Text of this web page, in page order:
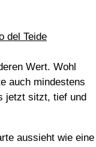
del Teide
Wert. Wohl
auch mindestens
jetzt sitzt, tief und
aussieht wie eine